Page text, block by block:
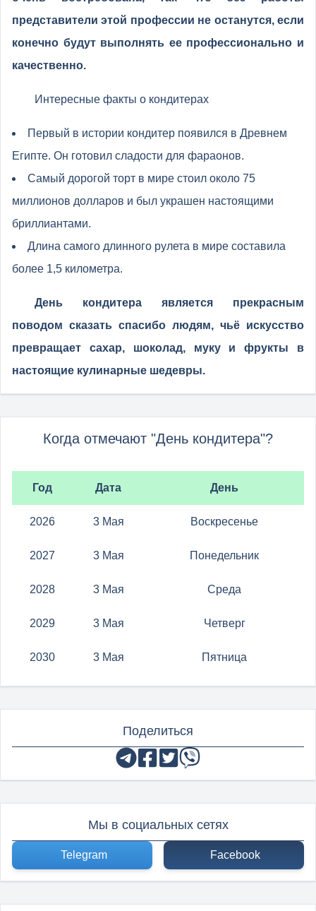
представители этой профессии не останутся, если
конечно будут выполнять ее профессионально и
качественно.
Интересные факты о кондитерах
Первый в истории кондитер появился в Древнем
Египте. Он готовил сладости для фараонов.
Самый дорогой торт в мире стоил около 75
миллионов долларов и был украшен настоящими
бриллиантами.
Длина самого длинного рулета в мире составила
более 1,5 километра.
День кондитера является прекрасным
поводом сказать спасибо людям, чьё искусство
превращает сахар, шоколад, муку и фрукты в
настоящие кулинарные шедевры.
Когда отмечают "День кондитера"?
Год Дата День
2026 3 Мая Воскресенье
2027 3 Мая Понедельник
2028 3 Мая Среда
2029 3 Мая Четверг
2030 3 Мая Пятница
Поделиться
Мы в социальных сетях
Telegram Facebook